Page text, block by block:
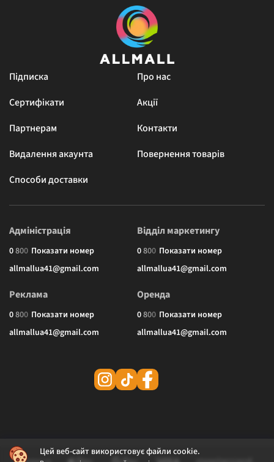
Цей веб-сайт використовує файли cookie.
Підписка
Про нас
Сертифікати
Акції
Партнерам
Контакти
Видалення акаунта
Повернення товарів
Способи доставки
Адміністрація
0800 Показати номер
allmallua41@gmail.com
Відділ маркетингу
0800 Показати номер
allmallua41@gmail.com
Реклама
0800 Показати номер
allmallua41@gmail.com
Оренда
0800 Показати номер
allmallua41@gmail.com